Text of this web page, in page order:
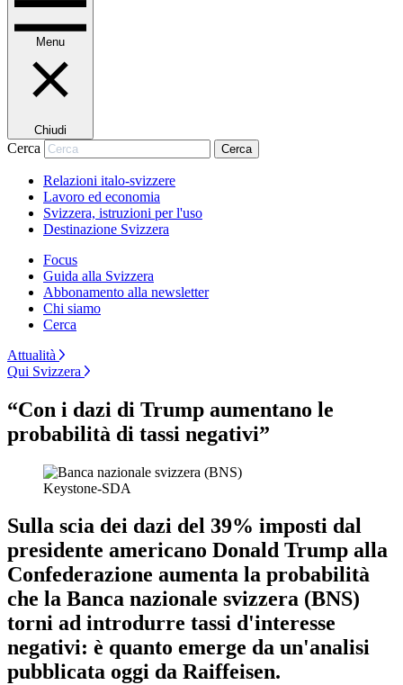
Menu
Chiudi
Cerca Cerca
Relazioni italo-svizzere
Lavoro ed economia
Svizzera, istruzioni per l'uso
Destinazione Svizzera
Focus
Guida alla Svizzera
Abbonamento alla newsletter
Chi siamo
Cerca
Attualità
Qui Svizzera
“Con i dazi di Trump aumentano le
probabilità di tassi negativi”
Keystone-SDA
Sulla scia dei dazi del 39% imposti dal
presidente americano Donald Trump alla
Confederazione aumenta la probabilità
che la Banca nazionale svizzera (BNS)
torni ad introdurre tassi d'interesse
negativi: è quanto emerge da un'analisi
pubblicata oggi da Raiffeisen.